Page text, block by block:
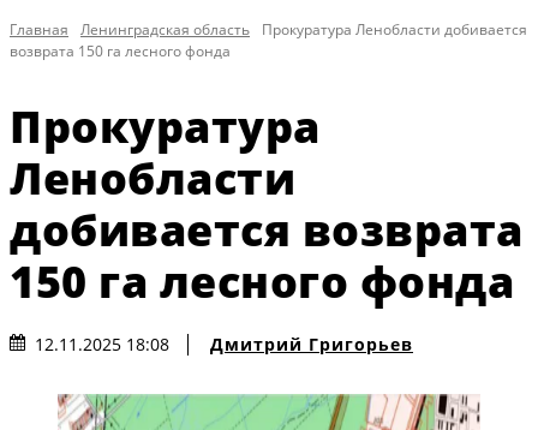
Главная Ленинградская область
Прокуратура Ленобласти добивается
возврата 150 га лесного фонда
Прокуратура
Ленобласти
добивается возврата
150 га лесного фонда
12.11.2025 18:08 Дмитрий Григорьев